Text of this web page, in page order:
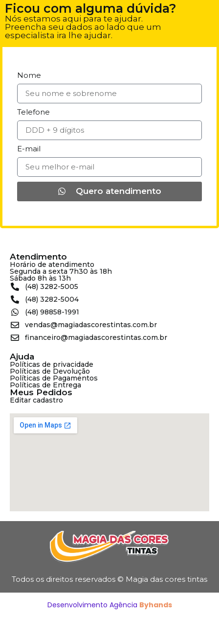
Ficou com alguma dúvida?
Nós estamos aqui para te ajudar.
Preencha seu dados ao lado que um
especialista ira lhe ajudar.
Nome
Telefone
E-mail
Quero atendimento
Atendimento
Horário de atendimento
Segunda a sexta 7h30 às 18h
Sábado 8h às 13h
(48) 3282-5005
(48) 3282-5004
(48) 98858-1991
vendas@magiadascorestintas.com.br
financeiro@magiadascorestintas.com.br
Ajuda
Políticas de privacidade
Políticas de Devolução
Políticas de Pagamentos
Políticas de Entrega
Meus Pedidos
Editar cadastro
Todos os direitos reservados © Magia das cores tintas
Desenvolvimento Agência Byhands